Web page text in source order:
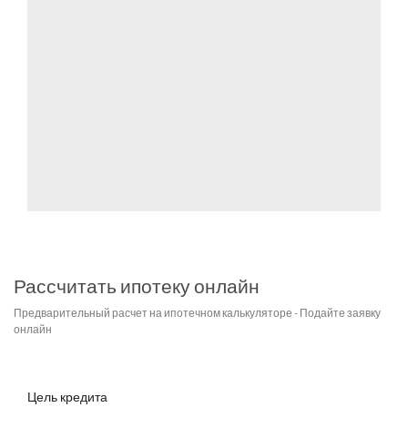
Рассчитать ипотеку онлайн
Предварительный расчет на ипотечном калькуляторе - Подайте заявку
онлайн
Цель кредита